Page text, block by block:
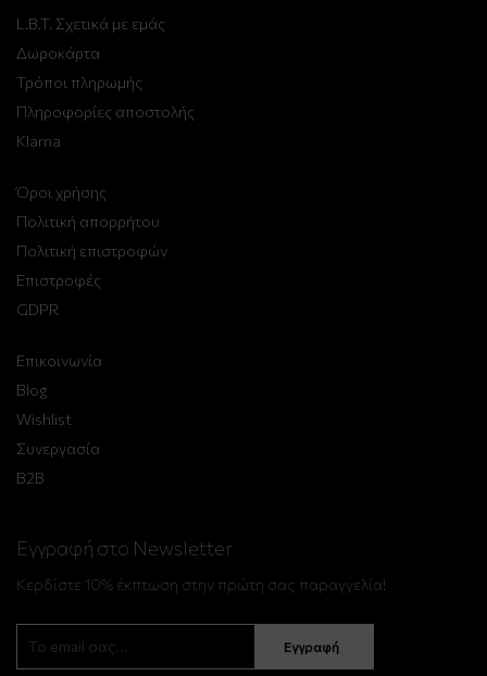
L.B.T. Σχετικά με εμάς
Δωροκάρτα
Τρόποι πληρωμής
Πληροφορίες αποστολής
Klarna
Όροι χρήσης
Πολιτική απορρήτου
Πολιτική επιστροφών
Επιστροφές
GDPR
Επικοινωνία
Blog
Wishlist
Συνεργασία
B2B
Εγγραφή στο Newsletter
Κερδίστε 10% έκπτωση στην πρώτη σας παραγγελία!
Εγγραφή